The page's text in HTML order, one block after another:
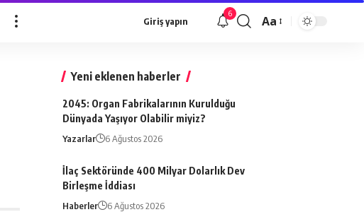
Giriş yapın
6
Font
Aa
Yeni eklenen haberler
2045: Organ Fabrikalarının Kurulduğu
Dünyada Yaşıyor Olabilir miyiz?
Yazarlar 6 Ağustos 2026
İlaç Sektöründe 400 Milyar Dolarlık Dev
Birleşme İddiası
Haberler 6 Ağustos 2026